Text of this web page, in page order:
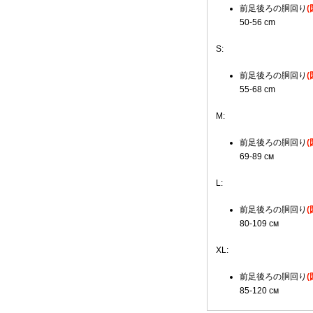
前足後ろの胴回り (
50-56 cm
S:
前足後ろの胴回り (
55-68 cm
M:
前足後ろの胴回り (
69-89 cм
L:
前足後ろの胴回り (
80-109 cм
XL:
前足後ろの胴回り (
85-120 cм